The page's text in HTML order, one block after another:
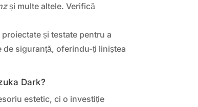
și multe altele. Verifică
și testate pentru a
siguranță, oferindu-ți liniștea
Dark?
estetic, ci o investiție